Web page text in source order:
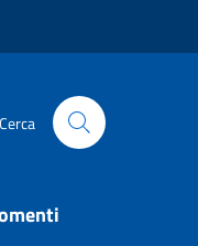
Cerca